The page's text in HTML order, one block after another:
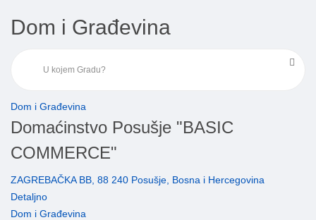
Dom i Građevina
Dom i Građevina
Domaćinstvo Posušje "BASIC
COMMERCE"
ZAGREBAČKA BB, 88 240 Posušje, Bosna i Hercegovina
Detaljno
Dom i Građevina